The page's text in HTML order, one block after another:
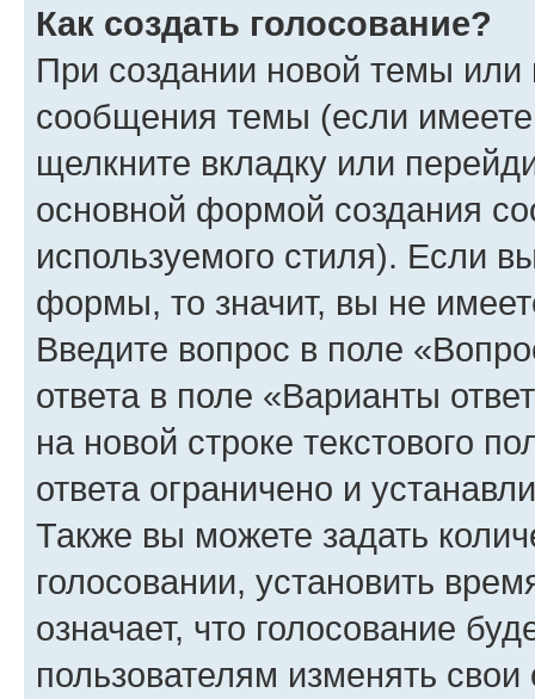
Как создать голосование?
При создании новой темы или
сообщения темы (если
щелкните вкладку или
основной формой создания
используемого стиля). Если
формы, то значит, вы не
Введите вопрос в поле
ответа в поле «Варианты
на новой строке текстового
ответа ограничено и
Также вы можете задать
голосовании, установить
означает, что голосование
пользователям изменять свои